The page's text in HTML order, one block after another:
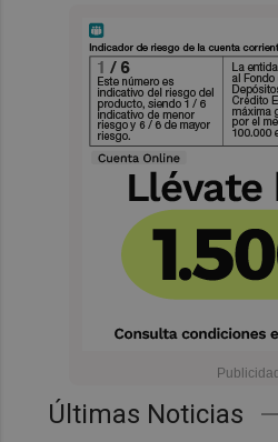
Últimas Noticias